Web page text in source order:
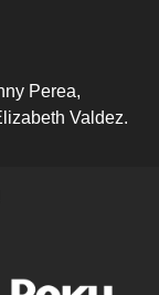
Perea
Valdez.